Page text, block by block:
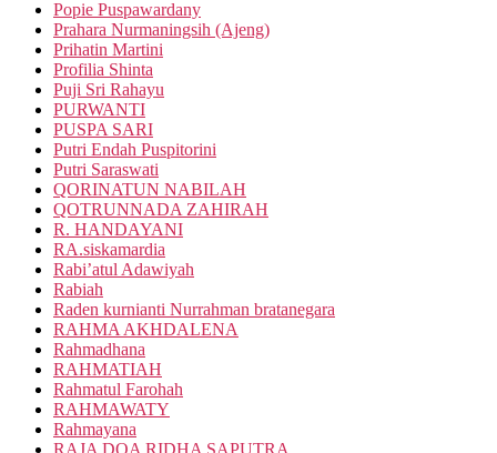
Popie Puspawardany
Prahara Nurmaningsih (Ajeng)
Prihatin Martini
Profilia Shinta
Puji Sri Rahayu
PURWANTI
PUSPA SARI
Putri Endah Puspitorini
Putri Saraswati
QORINATUN NABILAH
QOTRUNNADA ZAHIRAH
R. HANDAYANI
RA.siskamardia
Rabi’atul Adawiyah
Rabiah
Raden kurnianti Nurrahman bratanegara
RAHMA AKHDALENA
Rahmadhana
RAHMATIAH
Rahmatul Farohah
RAHMAWATY
Rahmayana
RAJA DOA RIDHA SAPUTRA